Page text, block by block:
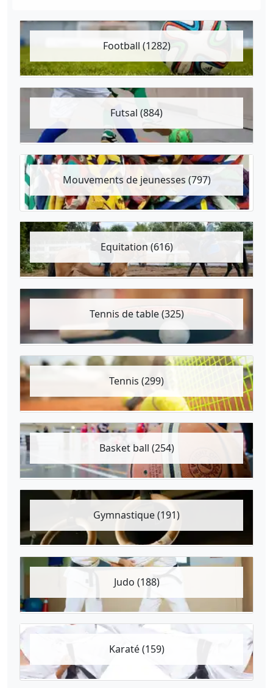
Football (1282)
Futsal (884)
Mouvements de jeunesses (797)
Equitation (616)
Tennis de table (325)
Tennis (299)
Basket ball (254)
Gymnastique (191)
Judo (188)
Karaté (159)